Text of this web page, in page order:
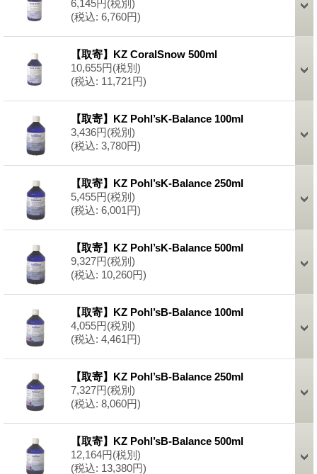
6,145円(税別)
(税込: 6,760円)
【取寄】KZ CoralSnow 500ml
10,655円(税別)
(税込: 11,721円)
【取寄】KZ Pohl’sK-Balance 100ml
3,436円(税別)
(税込: 3,780円)
【取寄】KZ Pohl’sK-Balance 250ml
5,455円(税別)
(税込: 6,001円)
【取寄】KZ Pohl’sK-Balance 500ml
9,327円(税別)
(税込: 10,260円)
【取寄】KZ Pohl’sB-Balance 100ml
4,055円(税別)
(税込: 4,461円)
【取寄】KZ Pohl’sB-Balance 250ml
7,327円(税別)
(税込: 8,060円)
【取寄】KZ Pohl’sB-Balance 500ml
12,164円(税別)
(税込: 13,380円)